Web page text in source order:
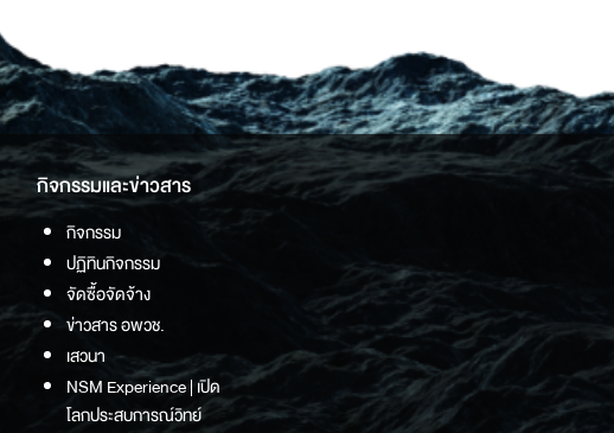
กิจกรรมและข่าวสาร
กิจกรรม
ปฏิทินกิจกรรม
จัดซื้อจัดจ้าง
ข่าวสาร อพวช.
เสวนา
NSM Experience | เปิด
โลกประสบการณ์วิทย์